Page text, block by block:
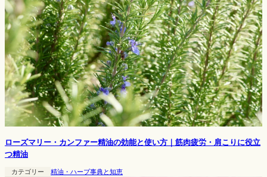
ローズマリー・カンファー精油の効能と使い方｜筋肉疲労・肩こりに役立
つ精油
カテゴリー 精油・ハーブ事典と知恵